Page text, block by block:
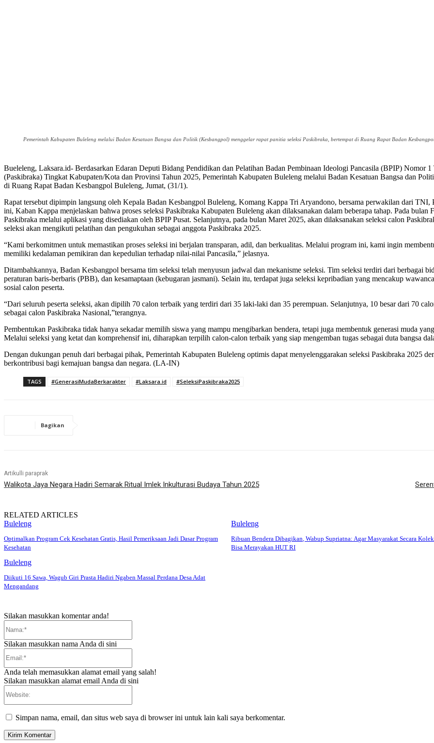
Pemerintah Kabupaten Buleleng melalui Badan Kesatuan Bangsa dan Politik (Kesbangpol) menggelar rapat panitia seleksi Paskibraka, bertempat di Ruang Rapat Badan
Bueleleng, Laksara.id- Berdasarkan Edaran Deputi Bidang Pendidikan dan Pelatihan Badan Pembinaan Ideologi Pancasila (BPIP) Nomor
(Paskibraka) Tingkat Kabupaten/Kota dan Provinsi Tahun 2025, Pemerintah Kabupaten Buleleng melalui Badan Kesatuan Bangsa dan
di Ruang Rapat Badan Kesbangpol Buleleng, Jumat, (31/1).
Rapat tersebut dipimpin langsung oleh Kepala Badan Kesbangpol Buleleng, Komang Kappa Tri Aryandono, bersama perwakilan dari
ini, Kaban Kappa menjelaskan bahwa proses seleksi Paskibraka Kabupaten Buleleng akan dilaksanakan dalam beberapa tahap. Pada
Paskibraka melalui aplikasi yang disediakan oleh BPIP Pusat. Selanjutnya, pada bulan Maret 2025, akan dilaksanakan seleksi calon
seleksi akan mengikuti pelatihan dan pengukuhan sebagai anggota Paskibraka 2025.
“Kami berkomitmen untuk memastikan proses seleksi ini berjalan transparan, adil, dan berkualitas. Melalui program ini, kami ingin
memiliki kedalaman pemikiran dan kepedulian terhadap nilai-nilai Pancasila,” jelasnya.
Ditambahkannya, Badan Kesbangpol bersama tim seleksi telah menyusun jadwal dan mekanisme seleksi. Tim seleksi terdiri dari berbagai
peraturan baris-berbaris (PBB), dan kesamaptaan (kebugaran jasmani). Selain itu, terdapat juga seleksi kepribadian yang mencakup
sosial calon peserta.
“Dari seluruh peserta seleksi, akan dipilih 70 calon terbaik yang terdiri dari 35 laki-laki dan 35 perempuan. Selanjutnya, 10 besar dari 70
sebagai calon Paskibraka Nasional,”terangnya.
Pembentukan Paskibraka tidak hanya sekadar memilih siswa yang mampu mengibarkan bendera, tetapi juga membentuk generasi muda
Melalui seleksi yang ketat dan komprehensif ini, diharapkan terpilih calon-calon terbaik yang siap mengemban tugas sebagai duta bangsa
Dengan dukungan penuh dari berbagai pihak, Pemerintah Kabupaten Buleleng optimis dapat menyelenggarakan seleksi Paskibraka 2025
berkontribusi bagi kemajuan bangsa dan negara. (LA-IN)
TAGS #GenerasiMudaBerkarakter #Laksara.id #SeleksiPaskibraka2025
Bagikan
Artikulli paraprak
Walikota Jaya Negara Hadiri Semarak Ritual Imlek Inkulturasi Budaya Tahun 2025
RELATED ARTICLES
Buleleng
Optimalkan Program Cek Kesehatan Gratis, Hasil Pemeriksaan Jadi Dasar Program
Kesehatan
Buleleng
Ribuan Bendera Dibagikan, Wabup Supriatna: Agar Masyarakat Secara
Bisa Merayakan HUT RI
Buleleng
Diikuti 16 Sawa, Wagub Giri Prasta Hadiri Ngaben Massal Perdana Desa Adat
Mengandang
Silakan masukkan komentar anda!
Silakan masukkan nama Anda di sini
Anda telah memasukkan alamat email yang salah!
Silakan masukkan alamat email Anda di sini
Simpan nama, email, dan situs web saya di browser ini untuk lain kali saya berkomentar.